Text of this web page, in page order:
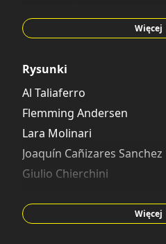
Carlo Panaro
Więcej
Rysunki
Al Taliaferro
Flemming Andersen
Lara Molinari
Joaquín Cañizares Sanchez
Giulio Chierchini
Andrea Ferraris
Więcej